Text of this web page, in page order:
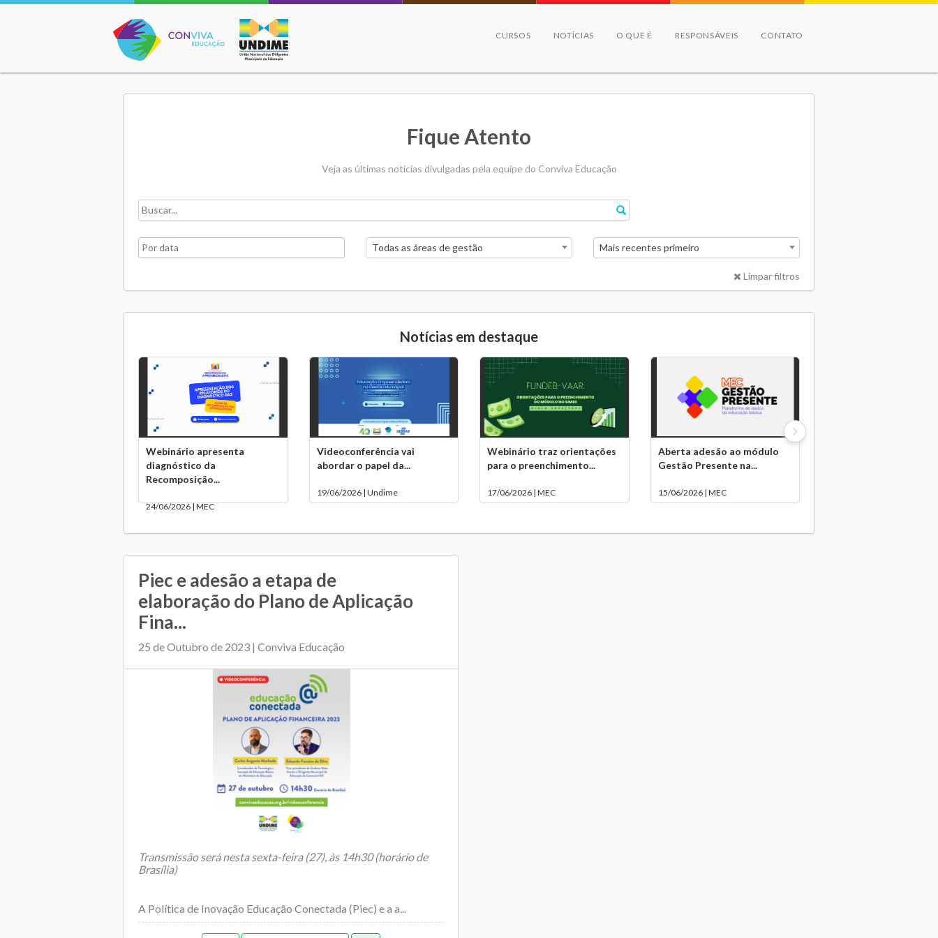
Conviva Educação
CURSOS NOTÍCIAS O QUE É RESPONSÁVEIS CONTATO
Fique Atento
Veja as últimas notícias divulgadas pela equipe do Conviva Educação
Todas as áreas de gestão Mais recentes primeiro
Limpar filtros
Notícias em destaque
Webinário apresenta
diagnóstico da
Recomposição...
24/06/2026 | MEC
Videoconferência vai
abordar o papel da...
19/06/2026 | Undime
Webinário traz orientações
para o preenchimento...
17/06/2026 | MEC
Aberta adesão ao módulo
Gestão Presente na...
15/06/2026 | MEC
Piec e adesão a etapa de
elaboração do Plano de Aplicação
Fina...
25 de Outubro de 2023 | Conviva Educação
Transmissão será nesta sexta-feira (27), às 14h30 (horário de
Brasília)
A Política de Inovação Educação Conectada (Piec) e a a...